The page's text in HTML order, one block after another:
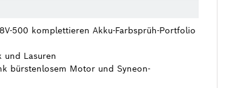
500 komplettieren Akku-Farbsprüh-Portfolio
und Lasuren
bürstenlosem Motor und Syneon-